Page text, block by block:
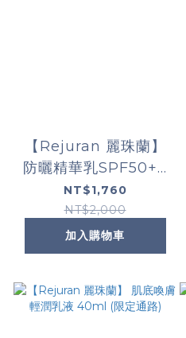
【Rejuran 麗珠蘭】
防曬精華乳SPF50+ /
PA+++ 50ml (限定通
路)
NT$1,760
NT$2,000
加入購物車